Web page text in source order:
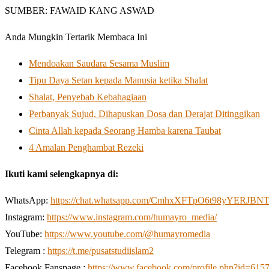
SUMBER: FAWAID KANG ASWAD
Anda Mungkin Tertarik Membaca Ini
Mendoakan Saudara Sesama Muslim
Tipu Daya Setan kepada Manusia ketika Shalat
Shalat, Penyebab Kebahagiaan
Perbanyak Sujud, Dihapuskan Dosa dan Derajat Ditinggikan
Cinta Allah kepada Seorang Hamba karena Taubat
4 Amalan Penghambat Rezeki
Ikuti kami selengkapnya di:
WhatsApp: https://chat.whatsapp.com/
Instagram: https://www.instagram.com/humayro_media/
YouTube: https://www.youtube.com/@humayromedia
Telegram : https://t.me/pusatstudiislam2